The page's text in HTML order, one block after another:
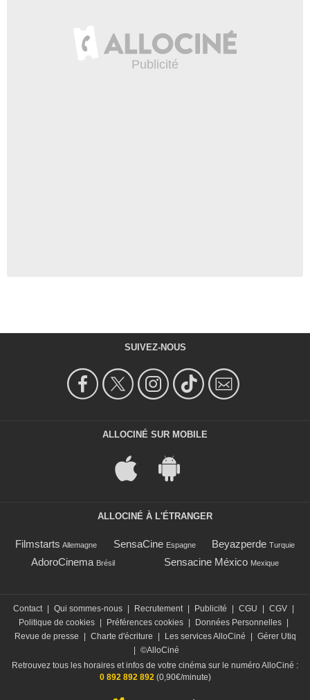
SUIVEZ-NOUS
ALLOCINÉ SUR MOBILE
ALLOCINÉ À L'ÉTRANGER
Filmstarts Allemagne SensaCine Espagne Beyazperde Turquie
AdoroCinema Brésil Sensacine México Mexique
Contact Qui sommes-nous Recrutement Publicité CGU CGV
Politique de cookies
Préférences cookies Données Personnelles
Revue de presse
Charte d'écriture Les services AlloCiné
Gérer Utiq
©AlloCiné
Retrouvez tous les horaires et infos de votre cinéma sur le numéro AlloCiné :
0 892 892 892(0,90€/minute)